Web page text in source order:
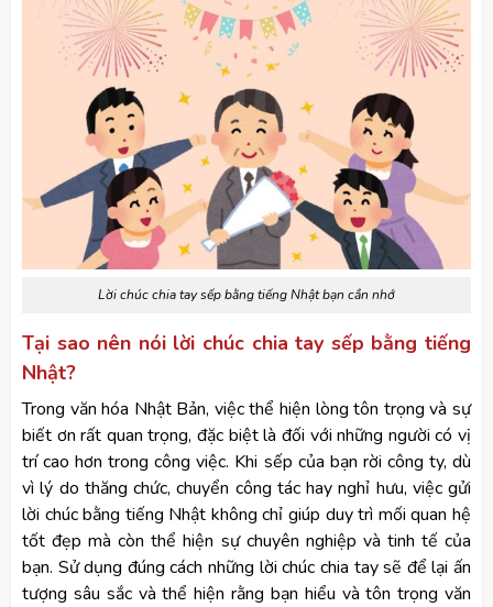
Lời chúc chia tay sếp bằng tiếng Nhật bạn cần nhớ
Tại sao nên nói lời chúc chia tay sếp bằng tiếng
Nhật?
Trong văn hóa Nhật Bản, việc thể hiện lòng tôn trọng và sự
biết ơn rất quan trọng, đặc biệt là đối với những người có vị
trí cao hơn trong công việc. Khi sếp của bạn rời công ty, dù
vì lý do thăng chức, chuyển công tác hay nghỉ hưu, việc gửi
lời chúc bằng tiếng Nhật không chỉ giúp duy trì mối quan hệ
tốt đẹp mà còn thể hiện sự chuyên nghiệp và tinh tế của
bạn. Sử dụng đúng cách những lời chúc chia tay sẽ để lại ấn
tượng sâu sắc và thể hiện rằng bạn hiểu và tôn trọng văn